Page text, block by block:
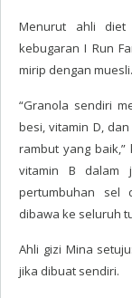
Menurut ahli diet
kebugaran I Run
mirip dengan muesli.
“Granola sendiri
besi, vitamin D,
rambut yang
vitamin B dalam
pertumbuhan sel
dibawa ke seluruh
Ahli gizi Mina
jika dibuat sendiri.